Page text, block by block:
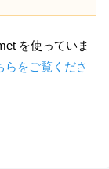
を使っていま
らをご覧くださ